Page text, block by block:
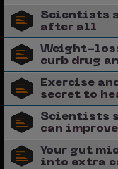
Scientists
after all
Weight-
curb drug
Exercise
secret to
Scientists
can
Your gut
into extra